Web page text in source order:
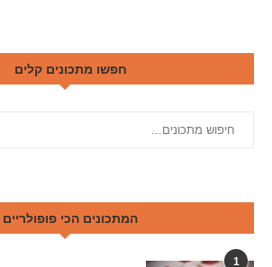
חפשו מתכונים קלים
המתכונים הכי פופולריים
1